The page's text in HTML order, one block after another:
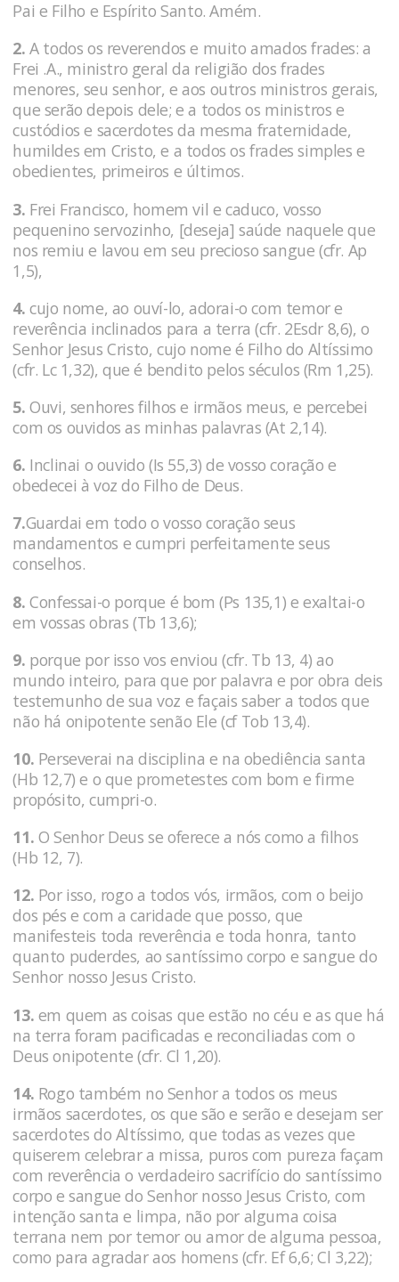
Pai e Filho e Espírito Santo. Amém.
2. A todos os reverendos e muito amados frades: a
Frei .A., ministro geral da religião dos frades
menores, seu senhor, e aos outros ministros gerais,
que serão depois dele; e a todos os ministros e
custódios e sacerdotes da mesma fraternidade,
humildes em Cristo, e a todos os frades simples e
obedientes, primeiros e últimos.
3. Frei Francisco, homem vil e caduco, vosso
pequenino servozinho, [deseja] saúde naquele que
nos remiu e lavou em seu precioso sangue (cfr. Ap
1,5),
4. cujo nome, ao ouví-lo, adorai-o com temor e
reverência inclinados para a terra (cfr. 2Esdr 8,6), o
Senhor Jesus Cristo, cujo nome é Filho do Altíssimo
(cfr. Lc 1,32), que é bendito pelos séculos (Rm 1,25).
5. Ouvi, senhores filhos e irmãos meus, e percebei
com os ouvidos as minhas palavras (At 2,14).
6. Inclinai o ouvido (Is 55,3) de vosso coração e
obedecei à voz do Filho de Deus.
7.Guardai em todo o vosso coração seus
mandamentos e cumpri perfeitamente seus
conselhos.
8. Confessai-o porque é bom (Ps 135,1) e exaltai-o
em vossas obras (Tb 13,6);
9. porque por isso vos enviou (cfr. Tb 13, 4) ao
mundo inteiro, para que por palavra e por obra deis
testemunho de sua voz e façais saber a todos que
não há onipotente senão Ele (cf Tob 13,4).
10. Perseverai na disciplina e na obediência santa
(Hb 12,7) e o que prometestes com bom e firme
propósito, cumpri-o.
11. O Senhor Deus se oferece a nós como a filhos
(Hb 12, 7).
12. Por isso, rogo a todos vós, irmãos, com o beijo
dos pés e com a caridade que posso, que
manifesteis toda reverência e toda honra, tanto
quanto puderdes, ao santíssimo corpo e sangue do
Senhor nosso Jesus Cristo.
13. em quem as coisas que estão no céu e as que há
na terra foram pacificadas e reconciliadas com o
Deus onipotente (cfr. Cl 1,20).
14. Rogo também no Senhor a todos os meus
irmãos sacerdotes, os que são e serão e desejam ser
sacerdotes do Altíssimo, que todas as vezes que
quiserem celebrar a missa, puros com pureza façam
com reverência o verdadeiro sacrifício do santíssimo
corpo e sangue do Senhor nosso Jesus Cristo, com
intenção santa e limpa, não por alguma coisa
terrana nem por temor ou amor de alguma pessoa,
como para agradar aos homens (cfr. Ef 6,6; Cl 3,22);